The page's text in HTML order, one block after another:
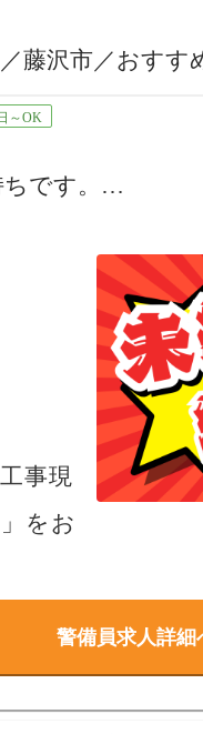
多数
しま
てい
藤沢市／おすす
～OK
です。
ました。
れる環境です。
にしています。
事現
をお
警備員求人詳細